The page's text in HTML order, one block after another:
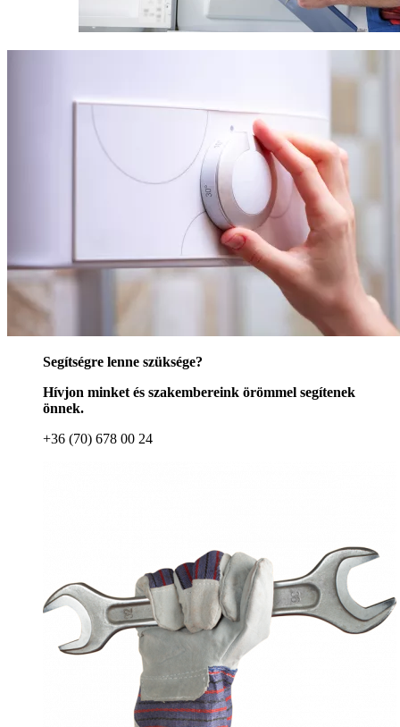
Segítségre lenne szüksége?
Hívjon minket és szakembereink örömmel segítenek
önnek.
+36 (70) 678 00 24